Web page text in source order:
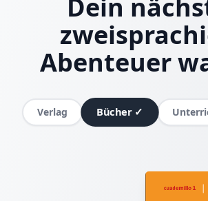
Dein
Abenteuer
Verlag Bücher ✓